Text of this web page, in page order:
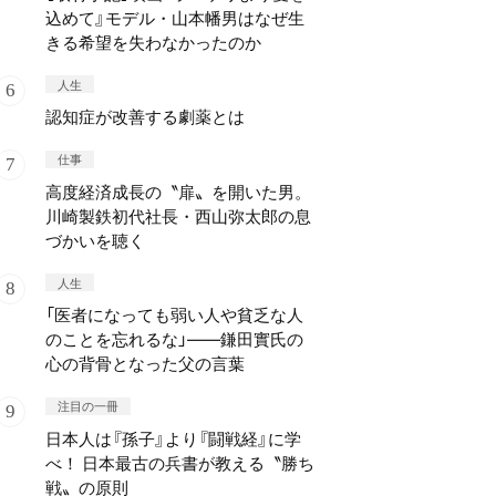
込めて』モデル・山本幡男はなぜ生
きる希望を失わなかったのか
人生
認知症が改善する劇薬とは
仕事
高度経済成長の〝扉〟を開いた男。
川崎製鉄初代社長・西山弥太郎の息
づかいを聴く
人生
「医者になっても弱い人や貧乏な人
のことを忘れるな」——鎌田實氏の
心の背骨となった父の言葉
注目の一冊
日本人は『孫子』より『闘戦経』に学
べ！ 日本最古の兵書が教える〝勝ち
戦〟の原則